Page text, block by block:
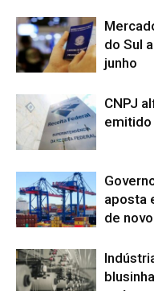
do Sul
junho
CNPJ
aposta
de